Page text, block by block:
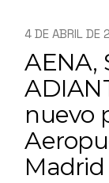
4 DE ABRIL DE
AENA,
nuevo
Madrid